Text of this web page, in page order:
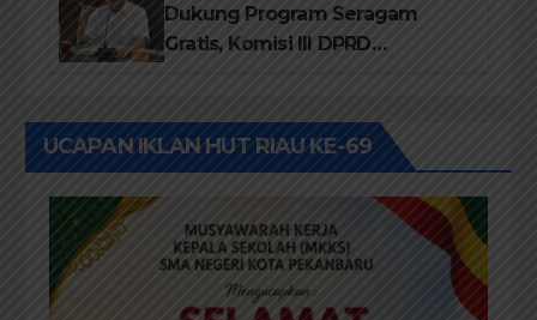
Dukung Program Seragam
Gratis, Komisi III DPRD
Diprioritaskan
UCAPAN IKLAN HUT RIAU KE-69